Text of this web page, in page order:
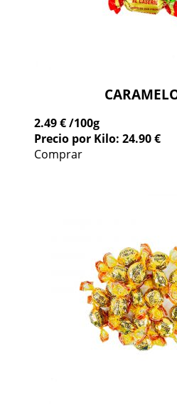
2.49 €/100g
Precio por Kilo: 24.90 €
Comprar